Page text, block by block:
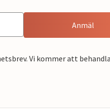
Anmäl
Vi kommer att